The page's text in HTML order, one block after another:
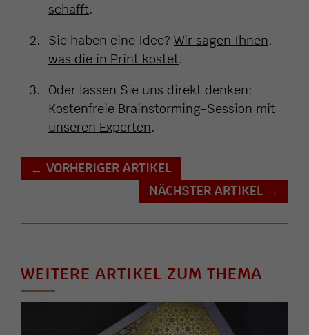
schafft.
Sie haben eine Idee? Wir sagen Ihnen,
was die in Print kostet.
Oder lassen Sie uns direkt denken:
Kostenfreie Brainstorming-Session mit
unseren Experten.
← VORHERIGER ARTIKEL
NÄCHSTER ARTIKEL →
WEITERE ARTIKEL ZUM THEMA